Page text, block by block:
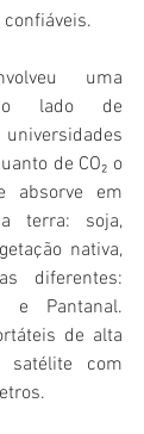
uma
lado de
de CO₂ o
absorve em
terra: soja,
nativa,
diferentes:
e Pantanal.
de alta
satélite com